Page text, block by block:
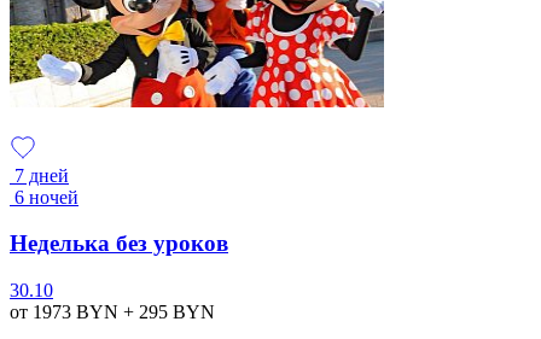
7 дней
6 ночей
Неделька без уроков
30.10
от 1973 BYN + 295 BYN